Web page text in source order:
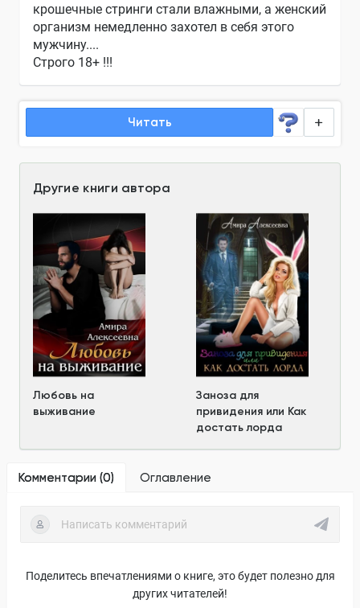
крошечные стринги стали влажными, а женский
организм немедленно захотел в себя этого
мужчину....
Строго 18+ !!!
Читать
Другие книги автора
Любовь на
выживание
Заноза для
привидения или Как
достать лорда
Комментарии (0) Оглавление
Поделитесь впечатлениями о книге, это будет полезно для
других читателей!